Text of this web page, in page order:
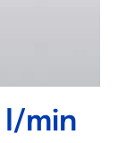
l/min